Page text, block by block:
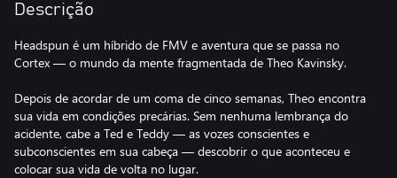
Descrição
Headspun é um híbrido de FMV e aventura que se passa no
Cortex — o mundo da mente fragmentada de Theo Kavinsky.
Depois de acordar de um coma de cinco semanas, Theo encontra
sua vida em condições precárias. Sem nenhuma lembrança do
acidente, cabe a Ted e Teddy — as vozes conscientes e
subconscientes em sua cabeça — descobrir o que aconteceu e
colocar sua vida de volta no lugar.